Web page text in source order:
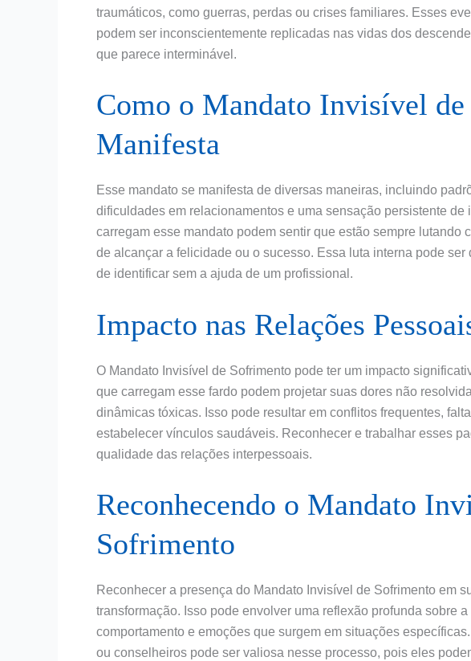
traumáticos, como guerras, perdas ou crises familiares. Esses
podem ser inconscientemente replicadas nas vidas dos
que parece interminável.
Como o Mandato Invisível
Manifesta
Esse mandato se manifesta de diversas maneiras, incluindo
dificuldades em relacionamentos e uma sensação persistente de
carregam esse mandato podem sentir que estão sempre lutando
de alcançar a felicidade ou o sucesso. Essa luta interna pode ser
de identificar sem a ajuda de um profissional.
Impacto nas Relações
O Mandato Invisível de Sofrimento pode ter um impacto
que carregam esse fardo podem projetar suas dores não
dinâmicas tóxicas. Isso pode resultar em conflitos frequentes,
estabelecer vínculos saudáveis. Reconhecer e trabalhar esses
qualidade das relações interpessoais.
Reconhecendo o Mandato
Sofrimento
Reconhecer a presença do Mandato Invisível de Sofrimento em
transformação. Isso pode envolver uma reflexão profunda sobre
comportamento e emoções que surgem em situações
ou conselheiros pode ser valiosa nesse processo, pois eles